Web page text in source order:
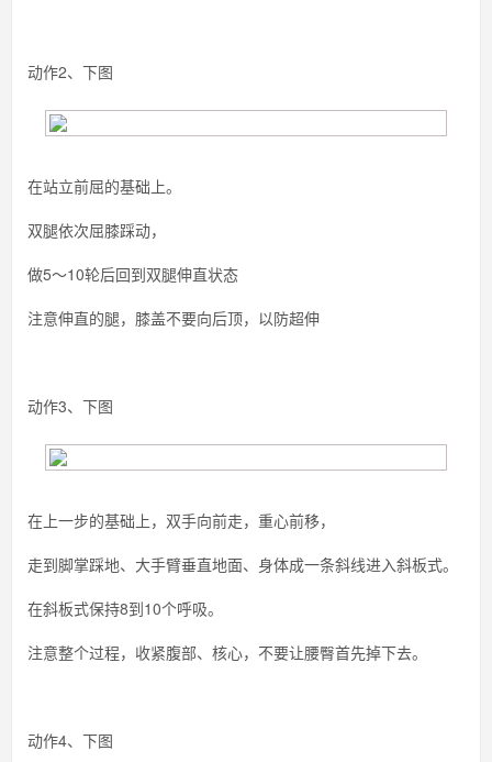
动作2、下图
在站立前屈的基础上。
双腿依次屈膝踩动，
做5～10轮后回到双腿伸直状态
注意伸直的腿，膝盖不要向后顶，以防超伸
动作3、下图
在上一步的基础上，双手向前走，重心前移，
走到脚掌踩地、大手臂垂直地面、身体成一条斜线进入斜板式。
在斜板式保持8到10个呼吸。
注意整个过程，收紧腹部、核心，不要让腰臀首先掉下去。
动作4、下图